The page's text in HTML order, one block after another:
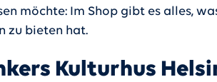
möchte: Im Shop gibt es alles,
zu bieten hat.
Kulturhus